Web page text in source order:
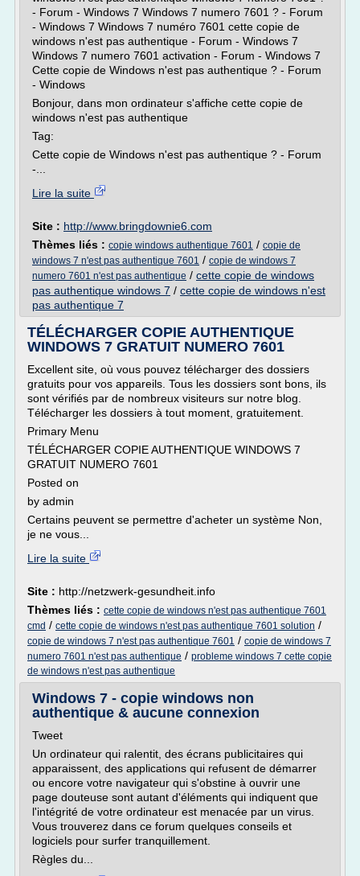
- Forum - Windows 7 Windows 7 numero 7601 ? - Forum
- Windows 7 Windows 7 numéro 7601 cette copie de
windows n'est pas authentique - Forum - Windows 7
Windows 7 numero 7601 activation - Forum - Windows 7
Cette copie de Windows n'est pas authentique ? - Forum
- Windows
Bonjour, dans mon ordinateur s'affiche cette copie de
windows n'est pas authentique
Tag:
Cette copie de Windows n'est pas authentique ? - Forum
-...
Lire la suite
Site : http://www.bringdownie6.com
Thèmes liés : copie windows authentique 7601 / copie de
windows 7 n'est pas authentique 7601 / copie de windows 7
numero 7601 n'est pas authentique / cette copie de windows
pas authentique windows 7 / cette copie de windows n'est
pas authentique 7
TÉLÉCHARGER COPIE AUTHENTIQUE
WINDOWS 7 GRATUIT NUMERO 7601
Excellent site, où vous pouvez télécharger des dossiers
gratuits pour vos appareils. Tous les dossiers sont bons, ils
sont vérifiés par de nombreux visiteurs sur notre blog.
Télécharger les dossiers à tout moment, gratuitement.
Primary Menu
TÉLÉCHARGER COPIE AUTHENTIQUE WINDOWS 7
GRATUIT NUMERO 7601
Posted on
by admin
Certains peuvent se permettre d'acheter un système Non,
je ne vous...
Lire la suite
Site : http://netzwerk-gesundheit.info
Thèmes liés : cette copie de windows n'est pas authentique 7601
cmd / cette copie de windows n'est pas authentique 7601 solution /
copie de windows 7 n'est pas authentique 7601 / copie de windows 7
numero 7601 n'est pas authentique / probleme windows 7 cette copie
de windows n'est pas authentique
Windows 7 - copie windows non
authentique & aucune connexion
Tweet
Un ordinateur qui ralentit, des écrans publicitaires qui
apparaissent, des applications qui refusent de démarrer
ou encore votre navigateur qui s'obstine à ouvrir une
page douteuse sont autant d'éléments qui indiquent que
l'intégrité de votre ordinateur est menacée par un virus.
Vous trouverez dans ce forum quelques conseils et
logiciels pour surfer tranquillement.
Règles du...